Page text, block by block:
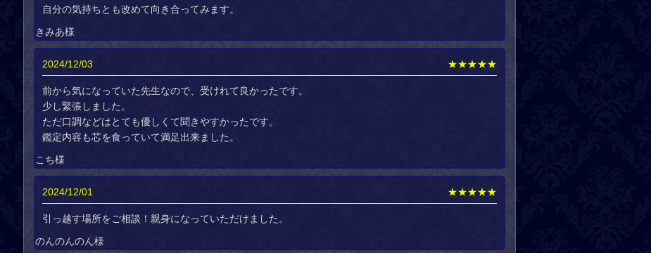
自分の気持ちとも改めて向き合ってみます。
きみあ様
2024/12/03 ★★★★★
前から気になっていた先生なので、受けれて良かったです。
少し緊張しました。
ただ口調などはとても優しくて聞きやすかったです。
鑑定内容も芯を食っていて満足出来ました。
こち様
2024/12/01 ★★★★★
引っ越す場所をご相談！親身になっていただけました。
のんのんのん様